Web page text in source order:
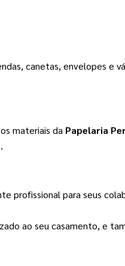
canetas, envelopes e
materiais da Papelaria
profissional para seus
ao seu casamento, e